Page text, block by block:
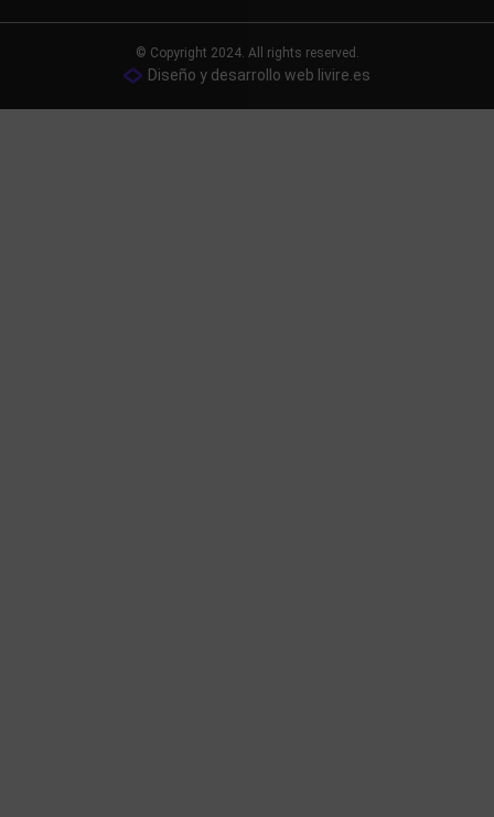
© Copyright 2024. All rights reserved.
Diseño y desarrollo web livire.es